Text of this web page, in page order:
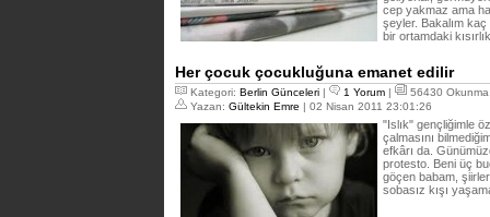
cep yakmaz ama
şeyler. Bakalım
bir ortamdaki
Her çocuk çocukluğuna emanet edilir
Kategori: Berlin Günceleri | 1 Yorum |
56430 Okunma
Yazan: Gültekin Emre | 02 Nisan 2011 23:01:26
"Islık" gençliğimle
çalmasını
efkârı da.
protesto. Beni üç
göçen babam,
sobasız kışı